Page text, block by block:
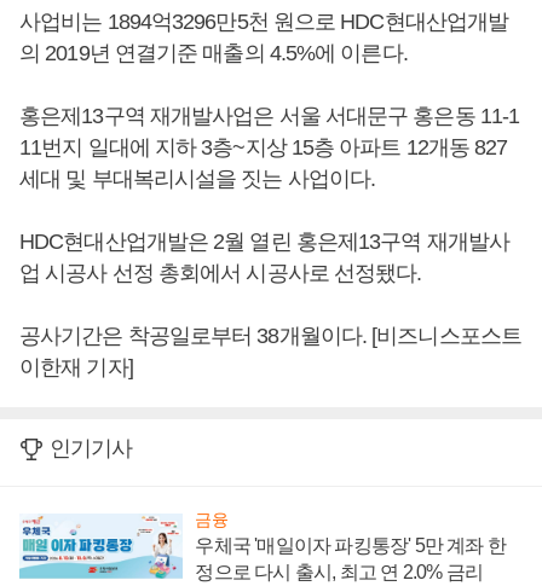
사업비는 1894억3296만5천 원으로 HDC현대산업개발
의 2019년 연결기준 매출의 4.5%에 이른다.
홍은제13구역 재개발사업은 서울 서대문구 홍은동 11-1
11번지 일대에 지하 3층~지상 15층 아파트 12개동 827
세대 및 부대복리시설을 짓는 사업이다.
HDC현대산업개발은 2월 열린 홍은제13구역 재개발사
업 시공사 선정 총회에서 시공사로 선정됐다.
공사기간은 착공일로부터 38개월이다. [비즈니스포스트
이한재 기자]
인기기사
금융
우체국 '매일이자 파킹통장' 5만 계좌 한
정으로 다시 출시, 최고 연 2.0% 금리